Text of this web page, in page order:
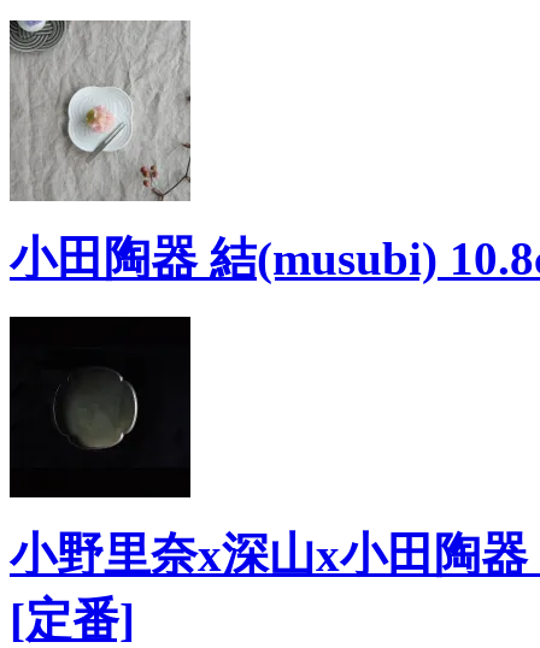
小田陶器 結(musubi)
小野里奈x深山x小田陶
[定番]